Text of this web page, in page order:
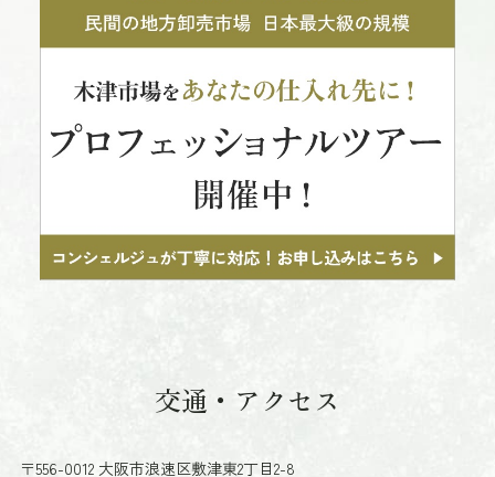
交通・アクセス
〒556-0012 大阪市浪速区敷津東2丁目2-8